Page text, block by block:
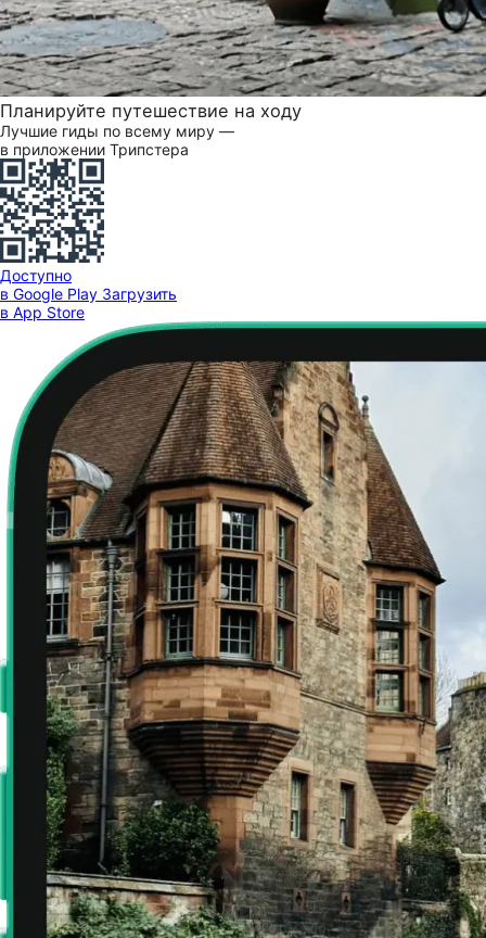
Планируйте путешествие на ходу
Лучшие гиды по всему миру —
в приложении Трипстера
Доступно
в Google Play Загрузить
в App Store